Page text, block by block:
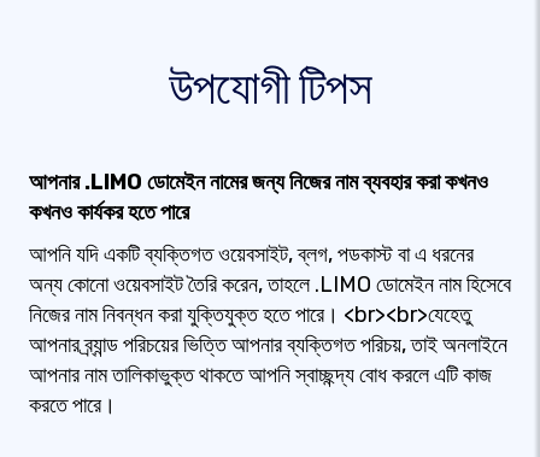
উপযোগী টিপস
আপনার .LIMO ডোমেইন নামের জন্য নিজের নাম ব্যবহার করা কখনও
কখনও কার্যকর হতে পারে
আপনি যদি একটি ব্যক্তিগত ওয়েবসাইট, ব্লগ, পডকাস্ট বা এ ধরনের
অন্য কোনো ওয়েবসাইট তৈরি করেন, তাহলে .LIMO ডোমেইন নাম হিসেবে
নিজের নাম নিবন্ধন করা যুক্তিযুক্ত হতে পারে। <br><br>যেহেতু
আপনার ব্র্যান্ড পরিচয়ের ভিত্তি আপনার ব্যক্তিগত পরিচয়, তাই অনলাইনে
আপনার নাম তালিকাভুক্ত থাকতে আপনি স্বাচ্ছন্দ্য বোধ করলে এটি কাজ
করতে পারে।